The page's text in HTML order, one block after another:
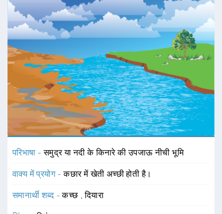
परिभाषा -समुद्र या नदी के किनारे की उपजाऊ नीची भूमि
वाक्य में प्रयोग -कछार में खेती अच्छी होती है।
समानार्थी शब्द -कच्छ ,दियारा